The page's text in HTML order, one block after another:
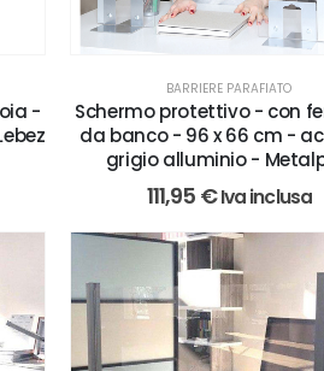
-
BARRIERE PARAFIATO
Schermo protettivo - con
da banco - 96 x 66 cm -
grigio alluminio -
111,95 €Iva inclusa